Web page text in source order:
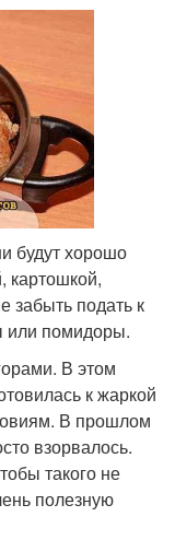
будут хорошо
картошкой,
забыть подать к
или помидоры.
В этом
к жаркой
В прошлом
взорвалось.
такого не
полезную